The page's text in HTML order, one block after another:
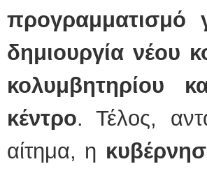
προγραμματισμό
δημιουργία νέου
κολυμβητηρίου
κέντρο. Τέλος,
αίτημα, η